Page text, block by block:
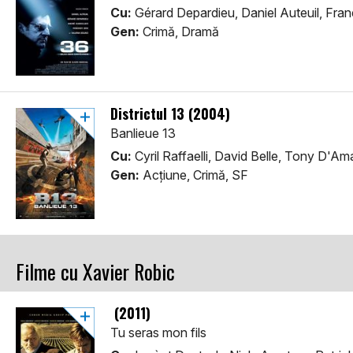
Cu: Gérard Depardieu, Daniel Auteuil,
Gen: Crimă, Dramă
Districtul 13 (2004)
Banlieue 13
Cu: Cyril Raffaelli, David Belle, Tony
Gen: Acţiune, Crimă, SF
Filme cu Xavier Robic
(2011)
Tu seras mon fils